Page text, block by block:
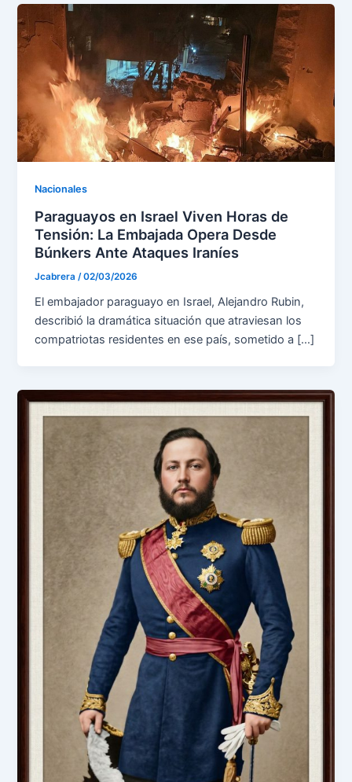
Nacionales
Paraguayos en Israel Viven Horas de
Tensión: La Embajada Opera Desde
Búnkers Ante Ataques Iraníes
Jcabrera /02/03/2026
El embajador paraguayo en Israel, Alejandro Rubin,
describió la dramática situación que atraviesan los
compatriotas residentes en ese país, sometido a […]